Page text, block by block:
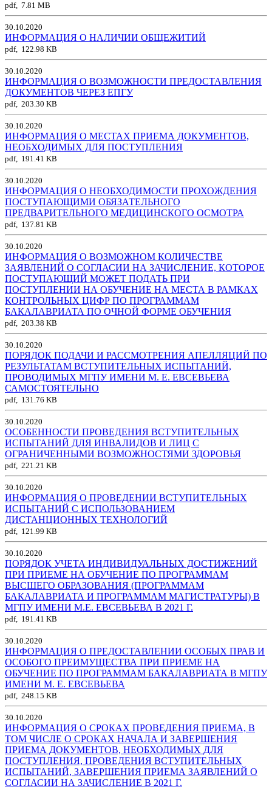
pdf, 7.81 MB
30.10.2020
ИНФОРМАЦИЯ О НАЛИЧИИ ОБЩЕЖИТИЙ
pdf, 122.98 KB
30.10.2020
ИНФОРМАЦИЯ О ВОЗМОЖНОСТИ ПРЕДОСТАВЛЕНИЯ
ДОКУМЕНТОВ ЧЕРЕЗ ЕПГУ
pdf, 203.30 KB
30.10.2020
ИНФОРМАЦИЯ О МЕСТАХ ПРИЕМА ДОКУМЕНТОВ,
НЕОБХОДИМЫХ ДЛЯ ПОСТУПЛЕНИЯ
pdf, 191.41 KB
30.10.2020
ИНФОРМАЦИЯ О НЕОБХОДИМОСТИ ПРОХОЖДЕНИЯ
ПОСТУПАЮЩИМИ ОБЯЗАТЕЛЬНОГО
ПРЕДВАРИТЕЛЬНОГО МЕДИЦИНСКОГО ОСМОТРА
pdf, 137.81 KB
30.10.2020
ИНФОРМАЦИЯ О ВОЗМОЖНОМ КОЛИЧЕСТВЕ
ЗАЯВЛЕНИЙ О СОГЛАСИИ НА ЗАЧИСЛЕНИЕ, КОТОРОЕ
ПОСТУПАЮЩИЙ МОЖЕТ ПОДАТЬ ПРИ
ПОСТУПЛЕНИИ НА ОБУЧЕНИЕ НА МЕСТА В РАМКАХ
КОНТРОЛЬНЫХ ЦИФР ПО ПРОГРАММАМ
БАКАЛАВРИАТА ПО ОЧНОЙ ФОРМЕ ОБУЧЕНИЯ
pdf, 203.38 KB
30.10.2020
ПОРЯДОК ПОДАЧИ И РАССМОТРЕНИЯ АПЕЛЛЯЦИЙ ПО
РЕЗУЛЬТАТАМ ВСТУПИТЕЛЬНЫХ ИСПЫТАНИЙ,
ПРОВОДИМЫХ МГПУ ИМЕНИ М. Е. ЕВСЕВЬЕВА
САМОСТОЯТЕЛЬНО
pdf, 131.76 KB
30.10.2020
ОСОБЕННОСТИ ПРОВЕДЕНИЯ ВСТУПИТЕЛЬНЫХ
ИСПЫТАНИЙ ДЛЯ ИНВАЛИДОВ И ЛИЦ С
ОГРАНИЧЕННЫМИ ВОЗМОЖНОСТЯМИ ЗДОРОВЬЯ
pdf, 221.21 KB
30.10.2020
ИНФОРМАЦИЯ О ПРОВЕДЕНИИ ВСТУПИТЕЛЬНЫХ
ИСПЫТАНИЙ С ИСПОЛЬЗОВАНИЕМ
ДИСТАНЦИОННЫХ ТЕХНОЛОГИЙ
pdf, 121.99 KB
30.10.2020
ПОРЯДОК УЧЕТА ИНДИВИДУАЛЬНЫХ ДОСТИЖЕНИЙ
ПРИ ПРИЕМЕ НА ОБУЧЕНИЕ ПО ПРОГРАММАМ
ВЫСШЕГО ОБРАЗОВАНИЯ (ПРОГРАММАМ
БАКАЛАВРИАТА И ПРОГРАММАМ МАГИСТРАТУРЫ) В
МГПУ ИМЕНИ М.Е. ЕВСЕВЬЕВА В 2021 Г.
pdf, 191.41 KB
30.10.2020
ИНФОРМАЦИЯ О ПРЕДОСТАВЛЕНИИ ОСОБЫХ ПРАВ И
ОСОБОГО ПРЕИМУЩЕСТВА ПРИ ПРИЕМЕ НА
ОБУЧЕНИЕ ПО ПРОГРАММАМ БАКАЛАВРИАТА В МГПУ
ИМЕНИ М. Е. ЕВСЕВЬЕВА
pdf, 248.15 KB
30.10.2020
ИНФОРМАЦИЯ О СРОКАХ ПРОВЕДЕНИЯ ПРИЕМА, В
ТОМ ЧИСЛЕ О СРОКАХ НАЧАЛА И ЗАВЕРШЕНИЯ
ПРИЕМА ДОКУМЕНТОВ, НЕОБХОДИМЫХ ДЛЯ
ПОСТУПЛЕНИЯ, ПРОВЕДЕНИЯ ВСТУПИТЕЛЬНЫХ
ИСПЫТАНИЙ, ЗАВЕРШЕНИЯ ПРИЕМА ЗАЯВЛЕНИЙ О
СОГЛАСИИ НА ЗАЧИСЛЕНИЕ В 2021 Г.